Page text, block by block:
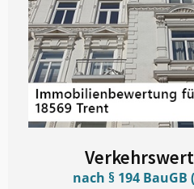
nach § 194